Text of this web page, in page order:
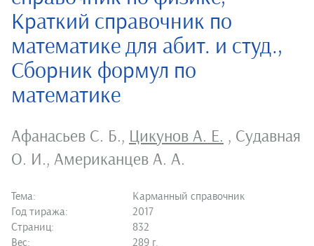
Краткий справочник по
математике для абит. и студ.,
Сборник формул по
математике
Афанасьев С. Б., Цикунов А. Е. , Судавная
О. И., Американцев А. А.
Тема:
Карманный справочник
Год тиража:
2017
Страниц:
832
Вес:
289 г.